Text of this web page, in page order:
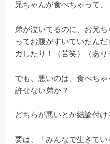
兄ちゃんが食べちゃって、
弟が泣いてるのに、お兄
ってお腹がすいていたん
カしたり！（苦笑）（あり
でも、悪いのは、食べち
許せない弟か？
どちらが悪いとか結論付け
要は、「みんなで生きて